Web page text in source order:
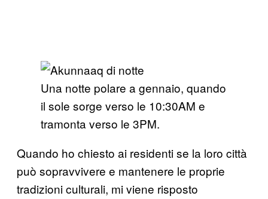
Una notte polare a gennaio, quando
il sole sorge verso le 10:30AM e
tramonta verso le 3PM.
Quando ho chiesto ai residenti se la loro città
può sopravvivere e mantenere le proprie
tradizioni culturali, mi viene risposto